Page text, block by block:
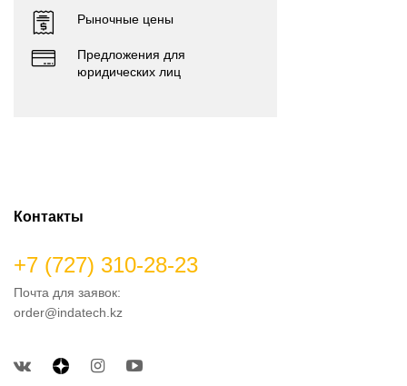
Рыночные цены
Предложения для
юридических лиц
Контакты
+7 (727) 310-28-23
Почта для заявок:
order@indatech.kz